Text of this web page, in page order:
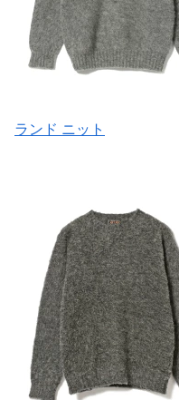
ランド ニット